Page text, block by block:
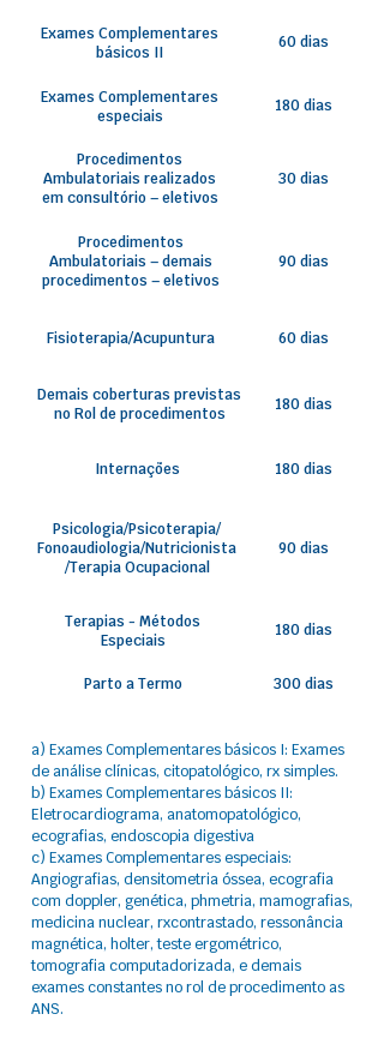
Exames Complementares
básicos II
60 dias
Exames Complementares
especiais
180 dias
Procedimentos
Ambulatoriais realizados
em consultório – eletivos
30 dias
Procedimentos
Ambulatoriais – demais
procedimentos – eletivos
90 dias
Fisioterapia/Acupuntura 60 dias
Demais coberturas previstas
no Rol de procedimentos
180 dias
Internações 180 dias
Psicologia/Psicoterapia/
Fonoaudiologia/Nutricionista
/Terapia Ocupacional
90 dias
Terapias - Métodos
Especiais
180 dias
Parto a Termo 300 dias
a) Exames Complementares básicos I: Exames
de análise clínicas, citopatológico, rx simples.
b) Exames Complementares básicos II:
Eletrocardiograma, anatomopatológico,
ecografias, endoscopia digestiva
c) Exames Complementares especiais:
Angiografias, densitometria óssea, ecografia
com doppler, genética, phmetria, mamografias,
medicina nuclear, rxcontrastado, ressonância
magnética, holter, teste ergométrico,
tomografia computadorizada, e demais
exames constantes no rol de procedimento as
ANS.